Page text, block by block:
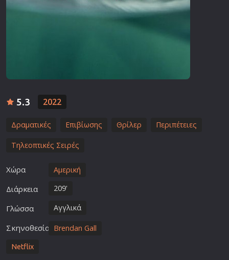
5.3 2022
Δραματικές Επιβίωσης Θρίλερ Περιπέτειες
Τηλεοπτικές Σειρές
Χώρα Αμερική
Διάρκεια 209'
Γλώσσα Αγγλικά
Σκηνοθεσία Brendan Gall
Netflix